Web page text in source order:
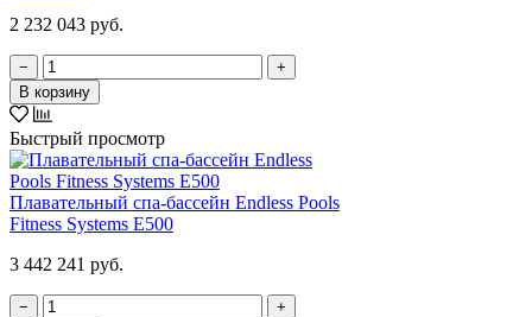
2 232 043 руб.
−
+
В корзину
Быстрый просмотр
Плавательный спа-бассейн Endless Pools
Fitness Systems E500
3 442 241 руб.
−
+